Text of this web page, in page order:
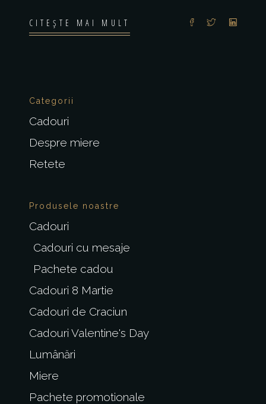
CITEȘTE MAI MULT
Categorii
Cadouri
Despre miere
Retete
Produsele noastre
Cadouri
Cadouri cu mesaje
Pachete cadou
Cadouri 8 Martie
Cadouri de Craciun
Cadouri Valentine's Day
Lumânări
Miere
Pachete promotionale